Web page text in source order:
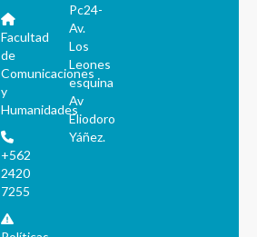
Facultad
de
Comunicaciones
y
Humanidades
+562
2420
7255
Pc24-
Av.
Los
Leones
esquina
Av
Eliodoro
Yáñez.